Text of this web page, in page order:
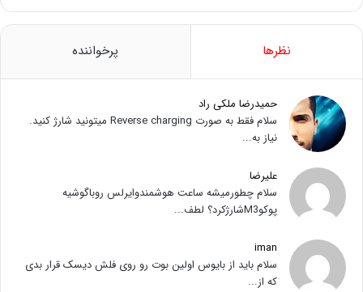
نظرها پرخواننده
حمیدرضا ملکی راد
سلام فقط به صورت Reverse charging میتونید شارژ کنید.
نیاز به...
علیرضا
سلام چطورمیشه ساعت هوشمندوایرلس روباگوشیه
پوکوM3شارژکرد؟ لطف...
iman
سلام باید از بایوس اولین بوت رو روی فلش دیسک قرار بدی
که از...